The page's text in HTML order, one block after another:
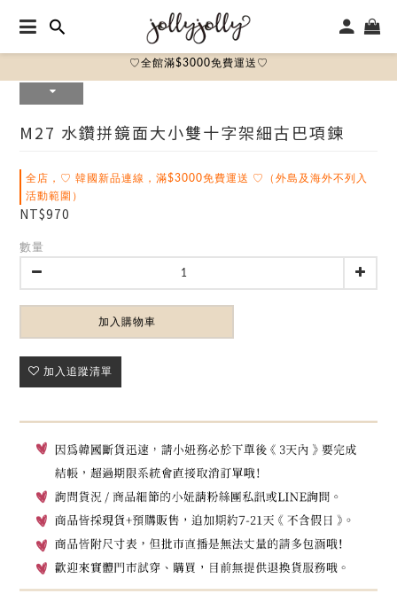
♡全館滿$3000免費運送♡
M27 水鑽拼鏡面大小雙十字架細古巴項鍊
全店，♡ 韓國新品連線，滿$3000免費運送 ♡（外島及海外不列入
活動範圍）
NT$970
數量
加入購物車
加入追蹤清單